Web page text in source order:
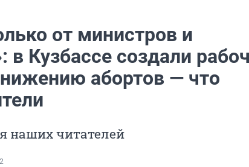
от министров и
в Кузбассе создали
абортов — что
наших читателей